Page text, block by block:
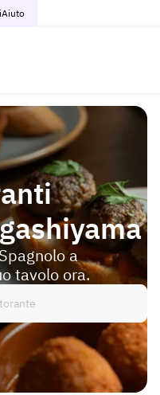
Aiuto
a
tavolo ora.